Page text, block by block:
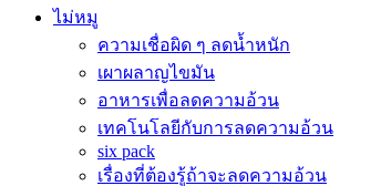
ไม่หมู
ความเชื่อผิด ๆ ลดน้ำหนัก
เผาผลาญไขมัน
อาหารเพื่อลดความอ้วน
เทคโนโลยีกับการลดความอ้วน
six pack
เรื่องที่ต้องรู้ถ้าจะลดความอ้วน